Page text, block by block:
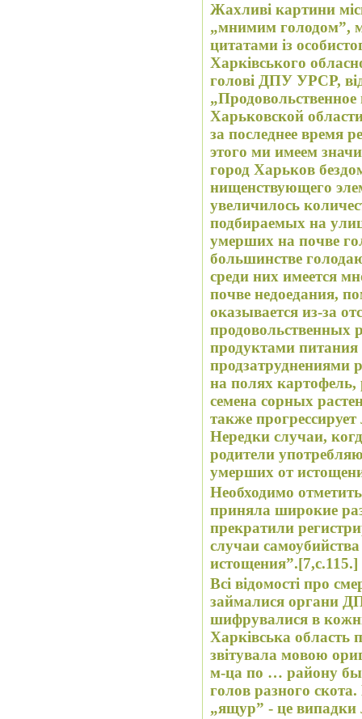
Жахливі картини
„мнимим голодом”,
цитатами із
Харківського
голові ДПУ УРСР,
Харьковской
за последнее время
этого ми имеем
город Харьков
нищенствующего
увеличилось
подбираемых на
умерших на почве
большинстве
среди них имеется
почве недоедания,
оказывается из-за
продовольственных
продуктами
продзатруднениями
на полях
семена сорных
также
Нередки случаи,
родители
умерших от
Необходимо
приняла широкие
прекратили
случаи
истощения”.[7,с.115.]
Всі відомості про
займалися органи
шифрувалися в
Харківська область
звітувала мовою
м-ца по … району
голов разного
„ящур” - це випадки